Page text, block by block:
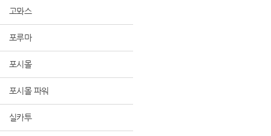
고뫄스
포루마
포시몰
포시몰 파워
실카투